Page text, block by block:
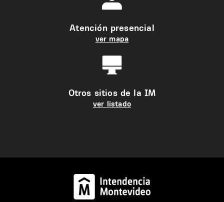
Atención presencial
ver mapa
Otros sitios de la IM
ver listado